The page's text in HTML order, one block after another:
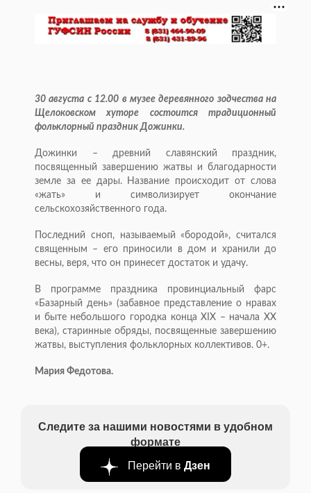
30 августа с 12.00 в музее деревянного зодчества на
Щелоковском хуторе состоится традиционный
фольклорный праздник Дожинки.
Дожинки – древний славянский праздник,
посвященный завершению жатвы и благодарности
земле за ее дары. Название происходит от слова
«жать» и символизирует окончание
сельскохозяйственного года.
Последний сноп, называемый «бородой», считался
священным – его приносили в дом и хранили до
весны, веря, что он принесет достаток и удачу.
В программе праздника провинциальный фарс
«Базарный день» (забавное представление о нравах
и быте небольшого городка конца XIX – начала XX
века), старинные обряды, посвященные завершению
жатвы, выступления фольклорных коллективов. 0+.
Мария Федотова.
Следите за нашими новостями в удобном
формате
Перейти в Дзен